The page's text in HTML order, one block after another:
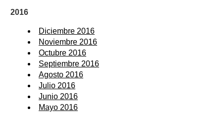
2016
Diciembre 2016
Noviembre 2016
Octubre 2016
Septiembre 2016
Agosto 2016
Julio 2016
Junio 2016
Mayo 2016